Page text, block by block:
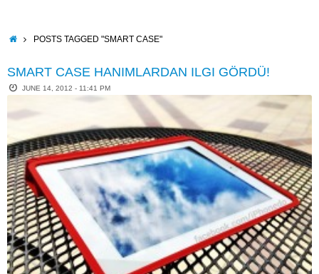
contentHOMEPOSTS TAGGED "SMART CASE"
SMART CASE HANIMLARDAN ILGI GÖRDÜ!
JUNE 14, 2012 - 11:41 PM